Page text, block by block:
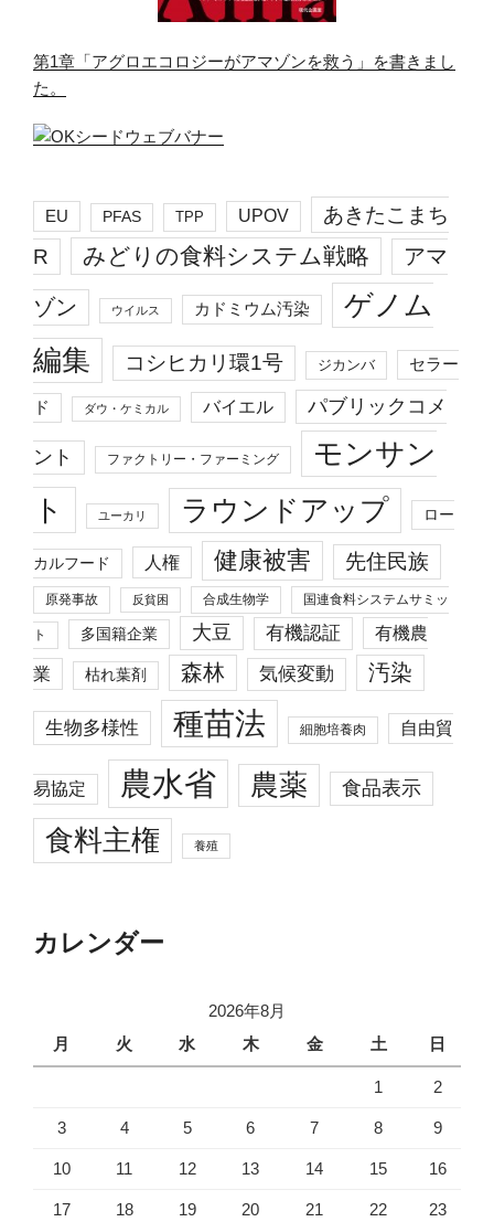
第1章「アグロエコロジーがアマゾンを救う」を書きまし
た。
EU PFAS TPP UPOV
あきたこまち
R
みどりの食料システム戦略 アマ
ゾン ウイルス カドミウム汚染
ゲノム
編集
コシヒカリ環1号 ジカンバ セラー
ド ダウ・ケミカル バイエル パブリックコメ
ント ファクトリー・ファーミング
モンサン
ト
ユーカリ ラウンドアップ ロー
カルフード 人権 健康被害 先住民族
原発事故 反貧困 合成生物学 国連食料システムサミッ
ト 多国籍企業 大豆 有機認証 有機農
業 枯れ葉剤 森林 気候変動 汚染
生物多様性 種苗法 細胞培養肉 自由貿
易協定 農水省 農薬 食品表示
食料主権 養殖
カレンダー
2026年8月
月
火 水 木 金 土 日
1 2
3 4 5 6 7 8 9
10 11 12 13 14 15 16
17 18 19 20 21 22 23